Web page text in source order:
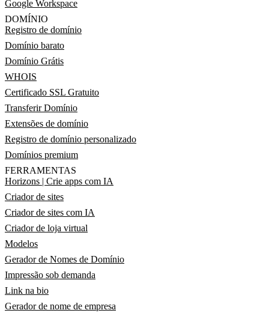
Google Workspace
DOMÍNIO
Registro de domínio
Domínio barato
Domínio Grátis
WHOIS
Certificado SSL Gratuito
Transferir Domínio
Extensões de domínio
Registro de domínio personalizado
Domínios premium
FERRAMENTAS
Horizons | Crie apps com IA
Criador de sites
Criador de sites com IA
Criador de loja virtual
Modelos
Gerador de Nomes de Domínio
Impressão sob demanda
Link na bio
Gerador de nome de empresa